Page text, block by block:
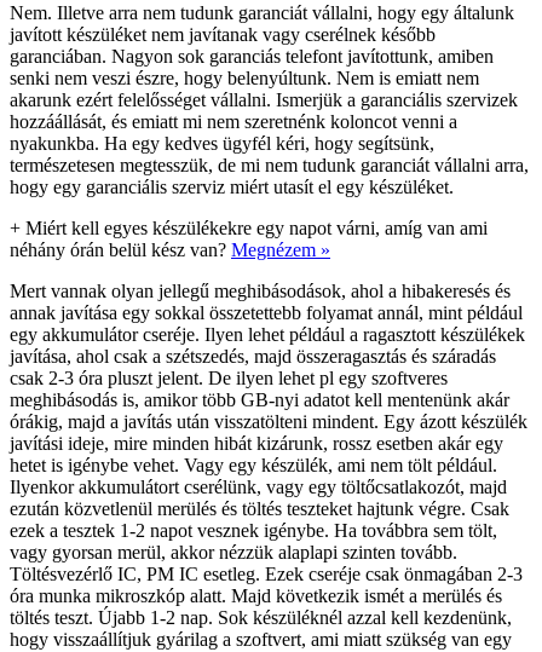
Nem. Illetve arra nem tudunk garanciát vállalni, hogy egy általunk
javított készüléket nem javítanak vagy cserélnek később
garanciában. Nagyon sok garanciás telefont javítottunk, amiben
senki nem veszi észre, hogy belenyúltunk. Nem is emiatt nem
akarunk ezért felelősséget vállalni. Ismerjük a garanciális szervizek
hozzáállását, és emiatt mi nem szeretnénk koloncot venni a
nyakunkba. Ha egy kedves ügyfél kéri, hogy segítsünk,
természetesen megtesszük, de mi nem tudunk garanciát vállalni arra,
hogy egy garanciális szerviz miért utasít el egy készüléket.
+ Miért kell egyes készülékekre egy napot várni, amíg van ami
néhány órán belül kész van? Megnézem »
Mert vannak olyan jellegű meghibásodások, ahol a hibakeresés és
annak javítása egy sokkal összetettebb folyamat annál, mint például
egy akkumulátor cseréje. Ilyen lehet például a ragasztott készülékek
javítása, ahol csak a szétszedés, majd összeragasztás és száradás
csak 2-3 óra pluszt jelent. De ilyen lehet pl egy szoftveres
meghibásodás is, amikor több GB-nyi adatot kell mentenünk akár
órákig, majd a javítás után visszatölteni mindent. Egy ázott készülék
javítási ideje, mire minden hibát kizárunk, rossz esetben akár egy
hetet is igénybe vehet. Vagy egy készülék, ami nem tölt például.
Ilyenkor akkumulátort cserélünk, vagy egy töltőcsatlakozót, majd
ezután közvetlenül merülés és töltés teszteket hajtunk végre. Csak
ezek a tesztek 1-2 napot vesznek igénybe. Ha továbbra sem tölt,
vagy gyorsan merül, akkor nézzük alaplapi szinten tovább.
Töltésvezérlő IC, PM IC esetleg. Ezek cseréje csak önmagában 2-3
óra munka mikroszkóp alatt. Majd következik ismét a merülés és
töltés teszt. Újabb 1-2 nap. Sok készüléknél azzal kell kezdenünk,
hogy visszaállítjuk gyárilag a szoftvert, ami miatt szükség van egy